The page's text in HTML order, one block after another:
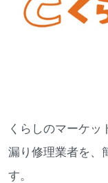
くらしのマーケッ
漏り修理業者を、
す。